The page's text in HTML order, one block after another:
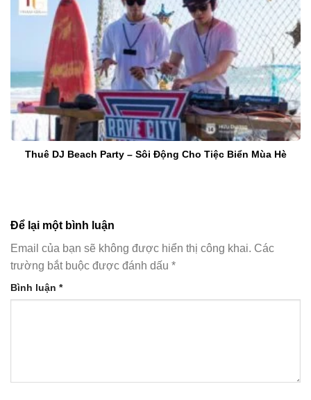
Thuê DJ Beach Party – Sôi Động Cho Tiệc Biển Mùa Hè
Để lại một bình luận
Email của bạn sẽ không được hiển thị công khai. Các
trường bắt buộc được đánh dấu *
Bình luận *